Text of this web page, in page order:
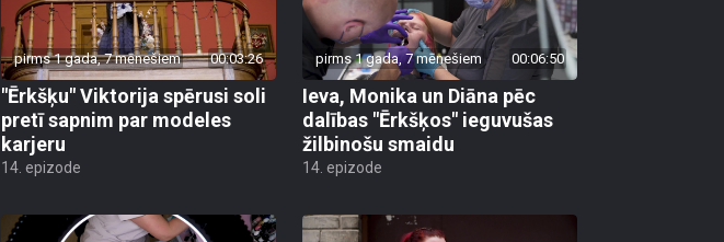
pirms 1 gada, 7 mēnešiem 00:03:26
"Ērkšķu" Viktorija spērusi soli
pretī sapnim par modeles
karjeru
14. epizode
pirms 1 gada, 7 mēnešiem 00:06:50
Ieva, Monika un Diāna pēc
dalības "Ērkšķos" ieguvušas
žilbinošu smaidu
14. epizode